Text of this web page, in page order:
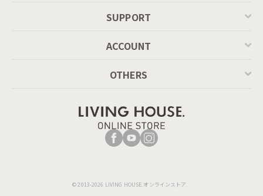
SUPPORT
ACCOUNT
OTHERS
© 2013-2026 LIVING HOUSE.オンラインストア.